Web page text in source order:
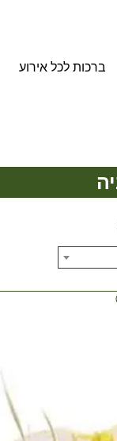
ברכות לכל אירוע